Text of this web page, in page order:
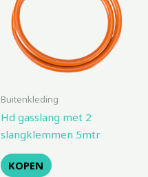
Buitenkleding
Hd gasslang met 2
slangklemmen 5mtr
KOPEN